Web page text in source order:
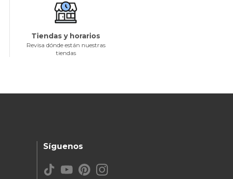
Tiendas y horarios
Revisa dónde están nuestras
tiendas
Síguenos